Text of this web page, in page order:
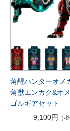
角醒ハンターオメ
角獣エンカク&オ
ゴルギアセット
9,100円
（